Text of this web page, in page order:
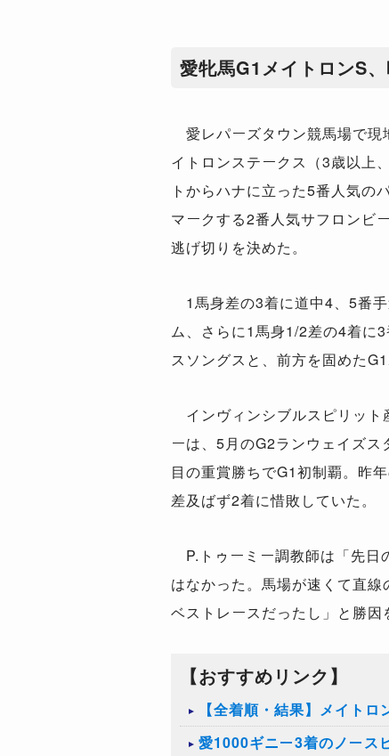
愛牝馬G1メイトロンS
愛レパーズタウン競馬場で現
イトロンステークス（3歳以上
トからハナに立った5番人気の
マークする2番人気サフロンビ
逃げ切りを決めた。
1馬身差の3着に道中4、5番
ム、さらに1馬身1/2差の4着に
スソングスと、前方を固めた
インヴィンシブルスピリット
ーは、5月のG2ランウェイズ
目の重賞勝ちでG1初制覇。昨
差及ばず2着に惜敗していた。
P.トゥーミー調教師は「先日
はなかった。馬場が速くて直
ベストレースだったし」と勝因
【おすすめリンク】
【全着順・結果】メイトロ
愛1000ギニー3着のノース